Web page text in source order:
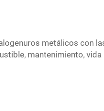
metálicos con
mantenimiento,